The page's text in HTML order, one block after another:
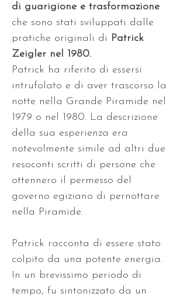
di guarigione e trasformazione
che sono stati sviluppati dalle
pratiche originali di Patrick
Zeigler nel 1980.
Patrick ha riferito di essersi
intrufolato e di aver trascorso la
notte nella Grande Piramide nel
1979 o nel 1980. La descrizione
della sua esperienza era
notevolmente simile ad altri due
resoconti scritti di persone che
ottennero il permesso del
governo egiziano di pernottare
nella Piramide.
Patrick racconta di essere stato
colpito da una potente energia.
In un brevissimo periodo di
tempo, fu sintonizzato da un